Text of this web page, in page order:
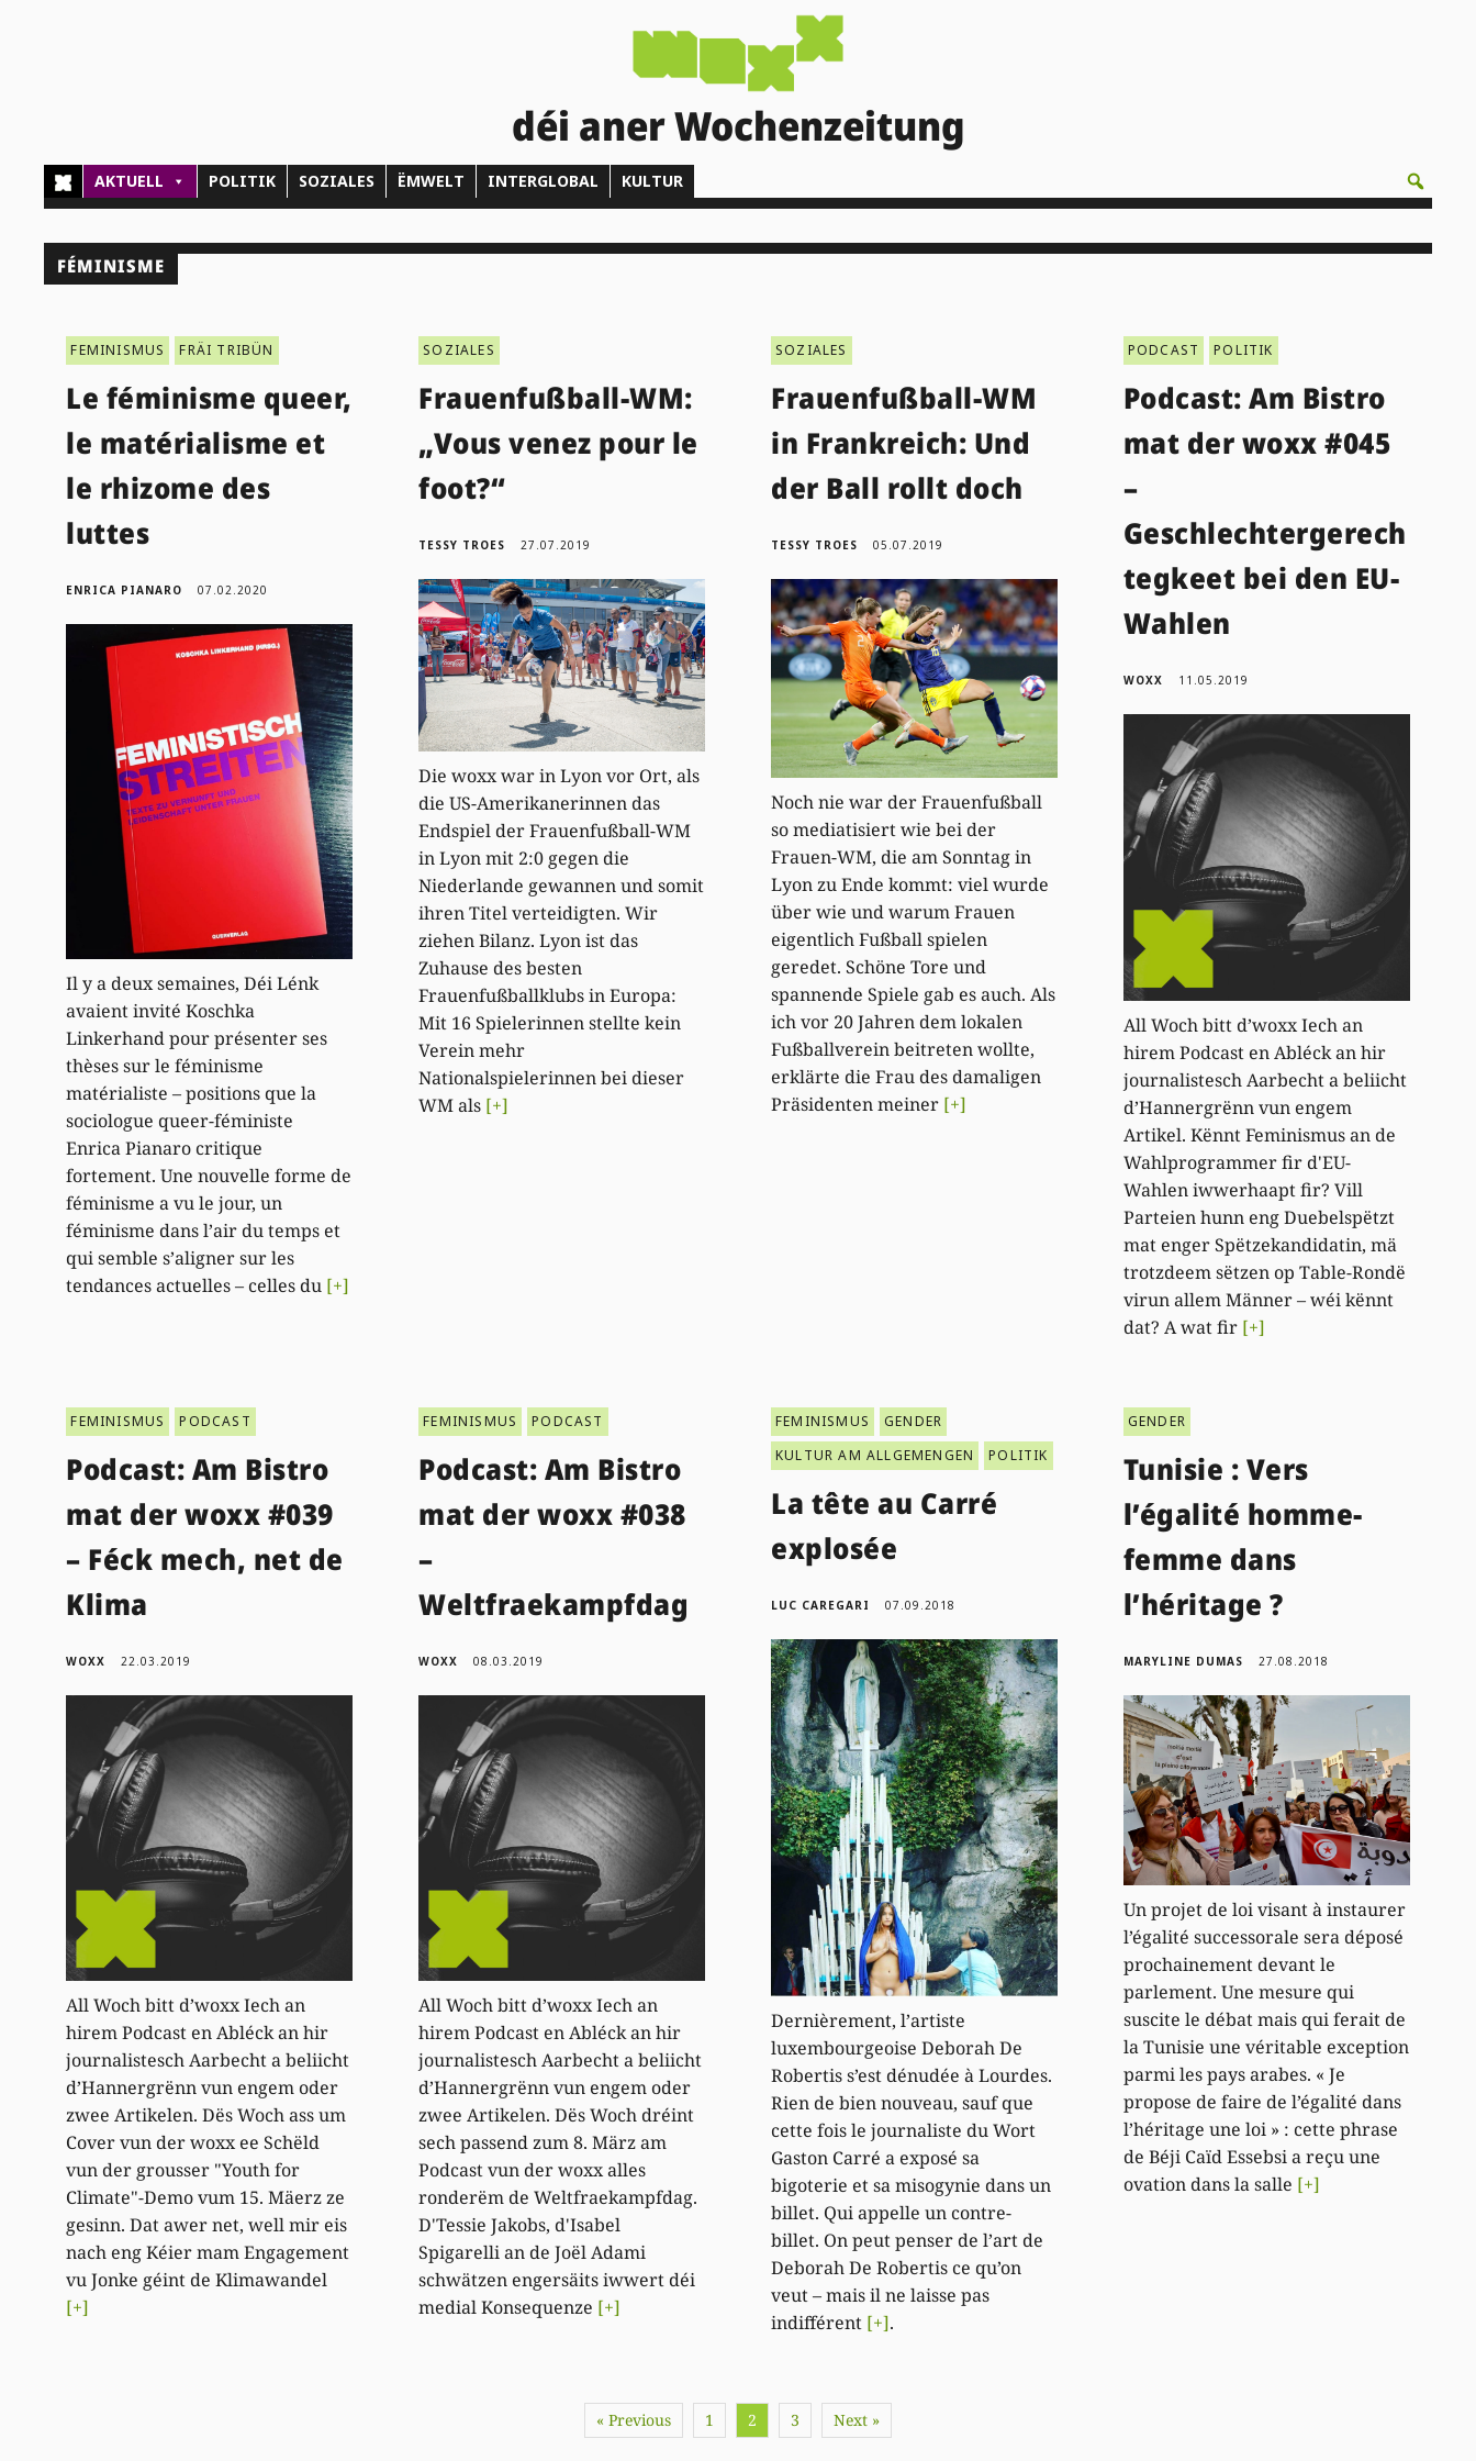
déi aner Wochenzeitung
AKTUELL POLITIK SOZIALES ËMWELT INTERGLOBAL KULTUR
FÉMINISME
FEMINISMUS FRÄI TRIBÜN
Le féminisme queer,
le matérialisme et
le rhizome des
luttes
ENRICA PIANARO 07.02.2020
Il y a deux semaines, Déi Lénk
avaient invité Koschka
Linkerhand pour présenter ses
thèses sur le féminisme
matérialiste – positions que la
sociologue queer-féministe
Enrica Pianaro critique
fortement. Une nouvelle forme de
féminisme a vu le jour, un
féminisme dans l’air du temps et
qui semble s’aligner sur les
tendances actuelles – celles du [+]
SOZIALES
Frauenfußball-WM:
„Vous venez pour le
foot?“
TESSY TROES 27.07.2019
Die woxx war in Lyon vor Ort, als
die US-Amerikanerinnen das
Endspiel der Frauenfußball-WM
in Lyon mit 2:0 gegen die
Niederlande gewannen und somit
ihren Titel verteidigten. Wir
ziehen Bilanz. Lyon ist das
Zuhause des besten
Frauenfußballklubs in Europa:
Mit 16 Spielerinnen stellte kein
Verein mehr
Nationalspielerinnen bei dieser
WM als [+]
SOZIALES
Frauenfußball-WM
in Frankreich: Und
der Ball rollt doch
TESSY TROES 05.07.2019
Noch nie war der Frauenfußball
so mediatisiert wie bei der
Frauen-WM, die am Sonntag in
Lyon zu Ende kommt: viel wurde
über wie und warum Frauen
eigentlich Fußball spielen
geredet. Schöne Tore und
spannende Spiele gab es auch. Als
ich vor 20 Jahren dem lokalen
Fußballverein beitreten wollte,
erklärte die Frau des damaligen
Präsidenten meiner [+]
PODCAST POLITIK
Podcast: Am Bistro
mat der woxx #045
–
Geschlechtergerech
tegkeet bei den EU-
Wahlen
WOXX 11.05.2019
All Woch bitt d’woxx Iech an
hirem Podcast en Abléck an hir
journalistesch Aarbecht a beliicht
d’Hannergrënn vun engem
Artikel. Kënnt Feminismus an de
Wahlprogrammer fir d'EU-
Wahlen iwwerhaapt fir? Vill
Parteien hunn eng Duebelspëtzt
mat enger Spëtzekandidatin, mä
trotzdeem sëtzen op Table-Rondë
virun allem Männer – wéi kënnt
dat? A wat fir [+]
FEMINISMUS PODCAST
Podcast: Am Bistro
mat der woxx #039
– Féck mech, net de
Klima
WOXX 22.03.2019
All Woch bitt d’woxx Iech an
hirem Podcast en Abléck an hir
journalistesch Aarbecht a beliicht
d’Hannergrënn vun engem oder
zwee Artikelen. Dës Woch ass um
Cover vun der woxx ee Schëld
vun der grousser "Youth for
Climate"-Demo vum 15. Mäerz ze
gesinn. Dat awer net, well mir eis
nach eng Kéier mam Engagement
vu Jonke géint de Klimawandel
[+]
FEMINISMUS PODCAST
Podcast: Am Bistro
mat der woxx #038
–
Weltfraekampfdag
WOXX 08.03.2019
All Woch bitt d’woxx Iech an
hirem Podcast en Abléck an hir
journalistesch Aarbecht a beliicht
d’Hannergrënn vun engem oder
zwee Artikelen. Dës Woch dréint
sech passend zum 8. März am
Podcast vun der woxx alles
ronderëm de Weltfraekampfdag.
D'Tessie Jakobs, d'Isabel
Spigarelli an de Joël Adami
schwätzen engersäits iwwert déi
medial Konsequenze [+]
FEMINISMUS
GENDER
KULTUR AM ALLGEMENGEN
POLITIK
La tête au Carré
explosée
LUC CAREGARI 07.09.2018
Dernièrement, l’artiste
luxembourgeoise Deborah De
Robertis s’est dénudée à Lourdes.
Rien de bien nouveau, sauf que
cette fois le journaliste du Wort
Gaston Carré a exposé sa
bigoterie et sa misogynie dans un
billet. Qui appelle un contre-
billet. On peut penser de l’art de
Deborah De Robertis ce qu’on
veut – mais il ne laisse pas
indifférent [+].
GENDER
Tunisie : Vers
l’égalité homme-
femme dans
l’héritage ?
MARYLINE DUMAS 27.08.2018
Un projet de loi visant à instaurer
l’égalité successorale sera déposé
prochainement devant le
parlement. Une mesure qui
suscite le débat mais qui ferait de
la Tunisie une véritable exception
parmi les pays arabes. « Je
propose de faire de l’égalité dans
l’héritage une loi » : cette phrase
de Béji Caïd Essebsi a reçu une
ovation dans la salle [+]
« Previous 1 2 3 Next »